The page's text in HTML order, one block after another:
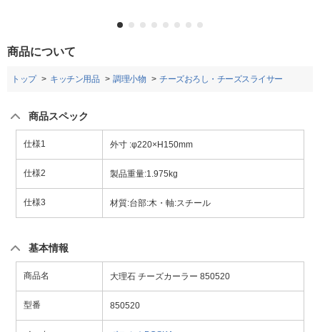
商品について
トップ キッチン用品 調理小物 チーズおろし・チーズスライサー
商品スペック
仕様1 外寸 :φ220×H150mm
仕様2 製品重量:1.975kg
仕様3 材質:台部:木・軸:スチール
基本情報
商品名 大理石 チーズカーラー 850520
型番 850520